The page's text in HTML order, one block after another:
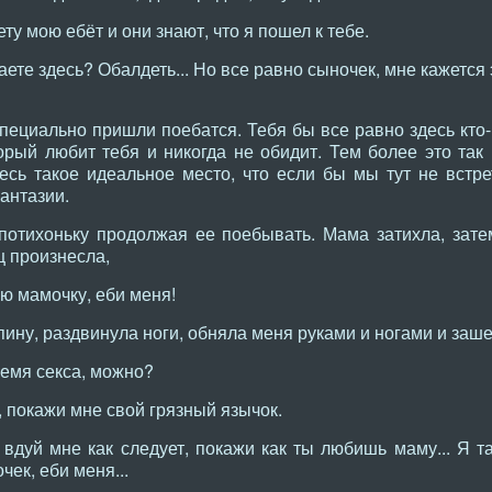
мою ебёт и они знают, что я пошел к тебе.
здесь? Обалдеть... Но все равно сыночек, мне кажется
пришли поебатся. Тебя бы все равно здесь кто-
любит тебя и никогда не обидит. Тем более это
такое идеальное место, что если бы мы тут не
продолжая ее поебывать. Мама затихла,
произнесла,
мамочку, еби меня!
раздвинула ноги, обняла меня руками и ногами и
секса, можно?
мне свой грязный язычок.
мне как следует, покажи как ты любишь маму... Я
еби меня...